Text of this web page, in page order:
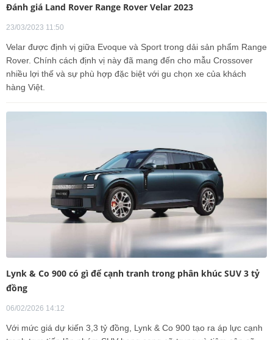
Đánh giá Land Rover Range Rover Velar 2023
23/03/2023 11:50
Velar được định vị giữa Evoque và Sport trong dải sản phẩm Range
Rover. Chính cách định vị này đã mang đến cho mẫu Crossover
nhiều lợi thế và sự phù hợp đặc biệt với gu chọn xe của khách
hàng Việt.
Lynk & Co 900 có gì để cạnh tranh trong phân khúc SUV 3 tỷ
đồng
06/02/2026 14:12
Với mức giá dự kiến 3,3 tỷ đồng, Lynk & Co 900 tạo ra áp lực cạnh